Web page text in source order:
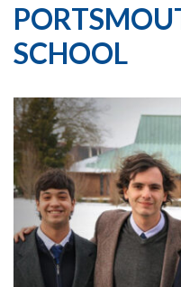
SCHOOL